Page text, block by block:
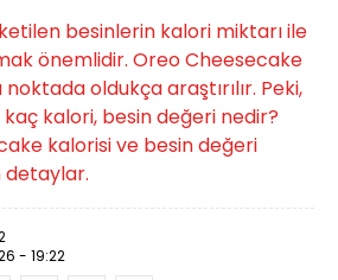
besinlerin kalori miktarı ile
önemlidir. Oreo Cheesecake
oldukça araştırılır. Peki,
kalori, besin değeri nedir?
kalorisi ve besin değeri
detaylar.
- 19:22